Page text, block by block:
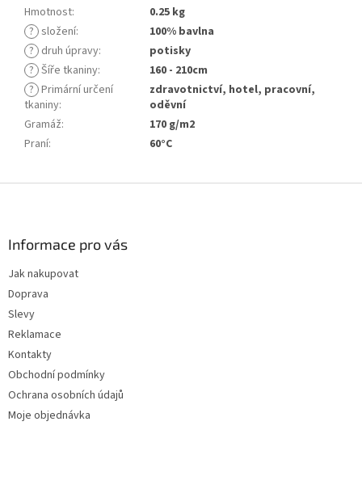
Hmotnost:
0.25 kg
? složení:
100% bavlna
? druh úpravy:
potisky
? Šíře tkaniny:
160 - 210cm
? Primární určení
tkaniny:
zdravotnictví, hotel, pracovní,
oděvní
Gramáž:
170 g/m2
Praní: 60°C
Informace pro vás
Jak nakupovat
Doprava
Slevy
Reklamace
Kontakty
Obchodní podmínky
Ochrana osobních údajů
Moje objednávka